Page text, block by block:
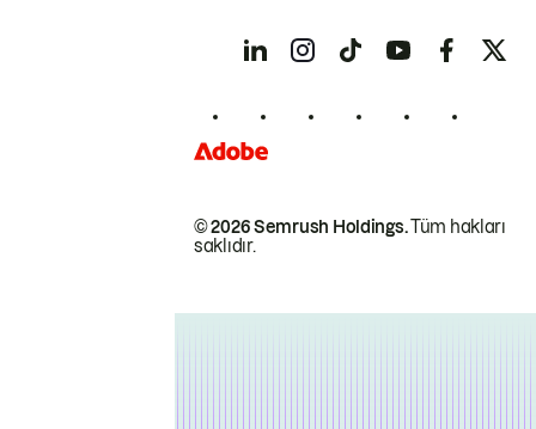
© 2026 Semrush Holdings.Tüm hakları
saklıdır.